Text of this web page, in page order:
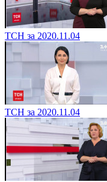
ТСН за 2020.11.04
ТСН за 2020.11.04